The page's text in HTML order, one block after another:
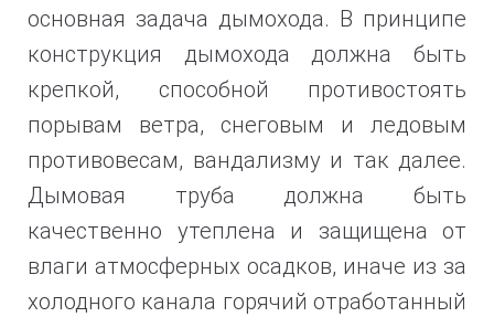
основная задача дымохода. В принципе
конструкция дымохода должна быть
крепкой, способной противостоять
порывам ветра, снеговым и ледовым
противовесам, вандализму и так далее.
Дымовая труба должна быть
качественно утеплена и защищена от
влаги атмосферных осадков, иначе из за
холодного канала горячий отработанный